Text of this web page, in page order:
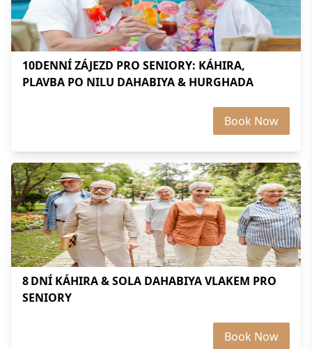
10DENNÍ ZÁJEZD PRO SENIORY: KÁHIRA,
PLAVBA PO NILU DAHABIYA & HURGHADA
Book Now
8 DNÍ KÁHIRA & SOLA DAHABIYA VLAKEM PRO
SENIORY
Book Now